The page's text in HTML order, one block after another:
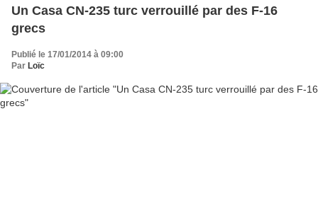
Un Casa CN-235 turc verrouillé par des F-16
grecs
Publié le 17/01/2014 à 09:00
Par Loïc